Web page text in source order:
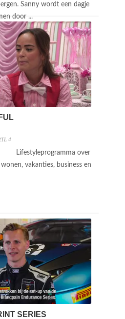
Sanny wordt een dagje
door ...
4
Lifestyleprogramma over
vakanties, business en
SERIES